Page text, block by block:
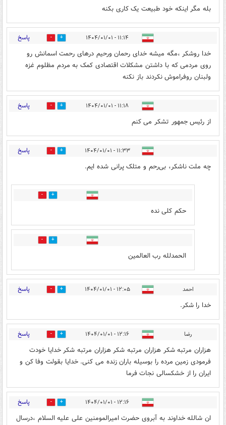
بله مگر اینکه خود طبیعت یک کاری بکنه
۱۱:۱۴ - ۱۴۰۴/۰۱/۰۱ 7 پاسخ
خدا روشکر ،مگه میشه خدای رحمان ورحیم درهای رحمت اسمانش رو
روی مردمی که با داشتن مشکلات اقتصادی کمک به مردم مظلوم غزه
ولبنان روفراموش نکردند باز نکنه
۱۱:۱۸ - ۱۴۰۴/۰۱/۰۱ 0 پاسخ
از رئیس جمهور تشکر می کنم
۱۱:۳۳ - ۱۴۰۴/۰۱/۰۱ 5 پاسخ
چه ملت ناشکر، بی‌رحم و متلک پرانی شده ایم.
1
حکم کلی نده
2
الحمدلله رب العالمین
احمد ۱۲:۰۵ - ۱۴۰۴/۰۱/۰۱ 3 پاسخ
خدا را شکر.
رضا ۱۲:۱۶ - ۱۴۰۴/۰۱/۰۱ 3 پاسخ
هزاران مرتبه شکر هزاران مرتبه شکر هزاران مرتبه شکر خدایا خودت
فرمودی زمین مرده را بوسیله باران زنده می کنی. خدایا بقولت وفا کن و
ایران را از خشکسالی نجات فرما
۱۲:۱۶ - ۱۴۰۴/۰۱/۰۱ 3 پاسخ
ان شالله خداوند به آبروی حضرت امیرالمومنین علی علیه السلام ،درسال